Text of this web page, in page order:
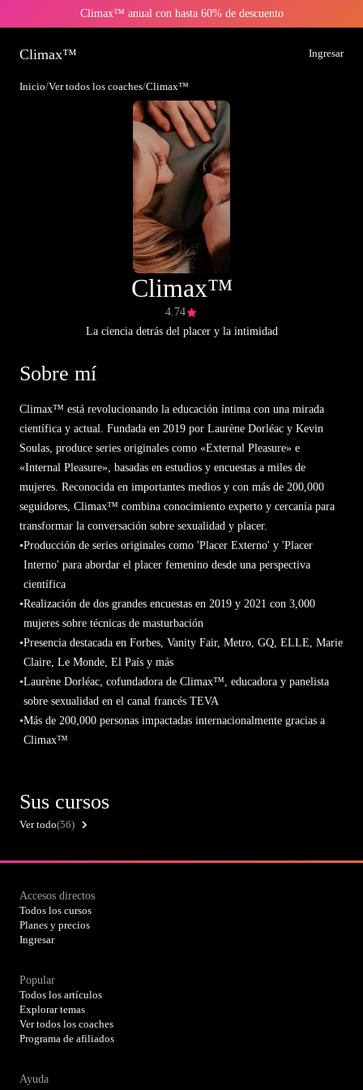
Climax™ anual con hasta 60% de descuento
Climax™ Ingresar
Inicio/Ver todos los coaches/Climax™
Climax™
4.74
La ciencia detrás del placer y la intimidad
Sobre mí
Climax™ está revolucionando la educación íntima con una mirada
científica y actual. Fundada en 2019 por Laurène Dorléac y Kevin
Soulas, produce series originales como «External Pleasure» e
«Internal Pleasure», basadas en estudios y encuestas a miles de
mujeres. Reconocida en importantes medios y con más de 200,000
seguidores, Climax™ combina conocimiento experto y cercanía para
transformar la conversación sobre sexualidad y placer.
•Producción de series originales como 'Placer Externo' y 'Placer
Interno' para abordar el placer femenino desde una perspectiva
científica
•Realización de dos grandes encuestas en 2019 y 2021 con 3,000
mujeres sobre técnicas de masturbación
•Presencia destacada en Forbes, Vanity Fair, Metro, GQ, ELLE, Marie
Claire, Le Monde, El País y más
•Laurène Dorléac, cofundadora de Climax™, educadora y panelista
sobre sexualidad en el canal francés TEVA
•Más de 200,000 personas impactadas internacionalmente gracias a
Climax™
Sus cursos
Ver todo(56)
Accesos directos
Todos los cursos
Planes y precios
Ingresar
Popular
Todos los artículos
Explorar temas
Ver todos los coaches
Programa de afiliados
Ayuda